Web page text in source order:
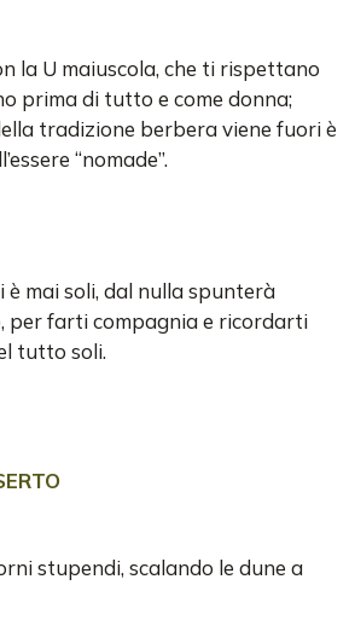
la U maiuscola, che ti rispettano
prima di tutto e come donna;
tradizione berbera viene fuori è
“nomade”.
è mai soli, dal nulla spunterà
per farti compagnia e ricordarti
tutto soli.
stupendi, scalando le dune a